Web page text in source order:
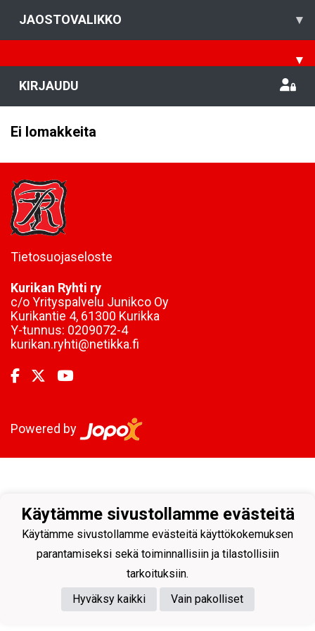
JAOSTOVALIKKO ▾
▾
KIRJAUDU
Ei lomakkeita
Tietosuojaseloste
Kurikan Ryhti ry
c/o Yrityspalvelu Junikco Oy
Kurikantie 4, 61300 Kurikka
Y-tunnus: 0209072-4
kurikan.ryhti@netikka.fi
Powered by
Käytämme sivustollamme evästeitä
Käytämme sivustollamme evästeitä käyttökokemuksen
parantamiseksi sekä toiminnallisiin ja tilastollisiin
tarkoituksiin.
Hyväksy kaikki
Vain pakolliset